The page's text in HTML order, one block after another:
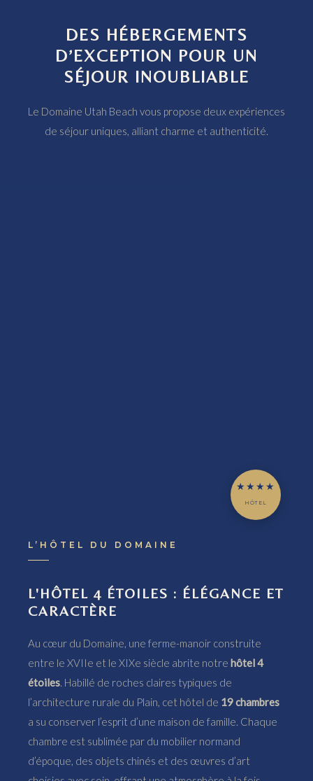
DES HÉBERGEMENTS
D’EXCEPTION POUR UN
SÉJOUR INOUBLIABLE
Le Domaine Utah Beach vous propose deux expériences
de séjour uniques, alliant charme et authenticité.
★★★★
HÔTEL
L’HÔTEL DU DOMAINE
L'HÔTEL 4 ÉTOILES : ÉLÉGANCE ET
CARACTÈRE
Au cœur du Domaine, une ferme-manoir construite
entre le XVIIe et le XIXe siècle abrite notre hôtel 4
étoiles . Habillé de roches claires typiques de
l’architecture rurale du Plain, cet hôtel de 19 chambres
a su conserver l’esprit d’une maison de famille. Chaque
chambre est sublimée par du mobilier normand
d’époque, des objets chinés et des œuvres d’art